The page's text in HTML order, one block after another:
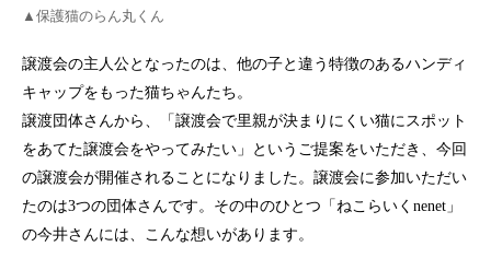
▲保護猫のらん丸くん
譲渡会の主人公となったのは、他の子と違う特徴のあるハンディ
キャップをもった猫ちゃんたち。
譲渡団体さんから、「譲渡会で里親が決まりにくい猫にスポット
をあてた譲渡会をやってみたい」というご提案をいただき、今回
の譲渡会が開催されることになりました。譲渡会に参加いただい
たのは3つの団体さんです。その中のひとつ「ねこらいくnenet」
の今井さんには、こんな想いがあります。